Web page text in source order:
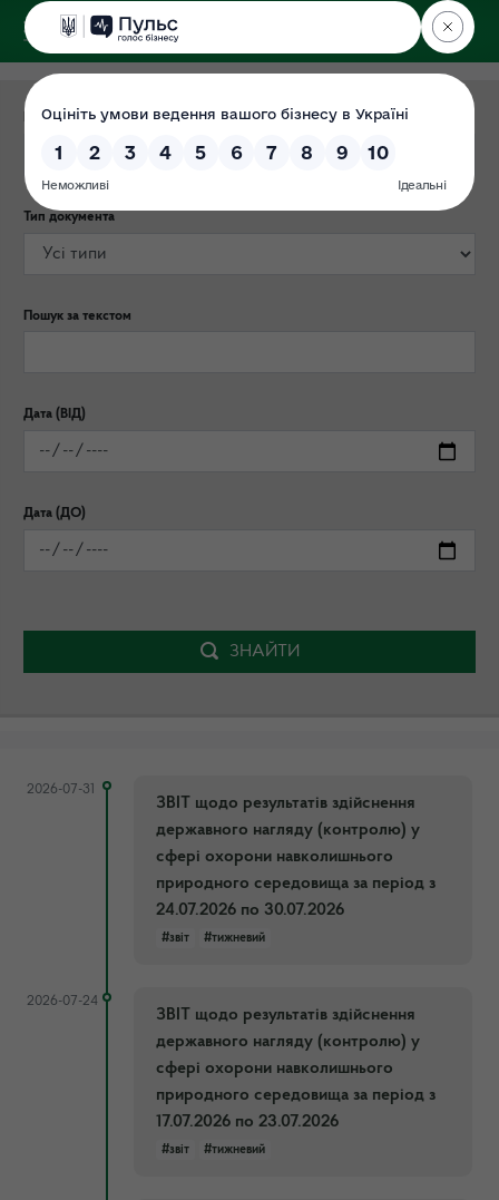
ДЕРЖЕКОІНСПЕКЦІЯ
Поліського округу
Категорія публікації
Тип документа
Пошук за текстом
Дата (ВІД)
Дата (ДО)
ЗНАЙТИ
2026-07-31
ЗВІТ щодо результатів здійснення
державного нагляду (контролю) у
сфері охорони навколишнього
природного середовища за період з
24.07.2026 по 30.07.2026
#звіт #тижневий
2026-07-24
ЗВІТ щодо результатів здійснення
державного нагляду (контролю) у
сфері охорони навколишнього
природного середовища за період з
17.07.2026 по 23.07.2026
#звіт #тижневий